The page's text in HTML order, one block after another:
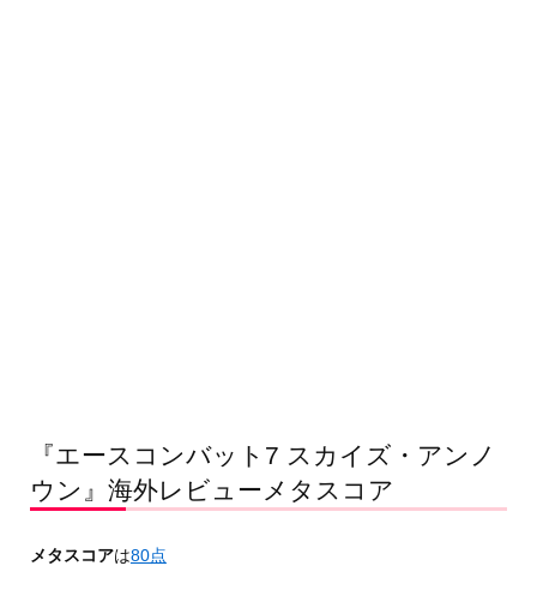
『エースコンバット7 スカイズ・アンノ
ウン』海外レビューメタスコア
メタスコアは80点